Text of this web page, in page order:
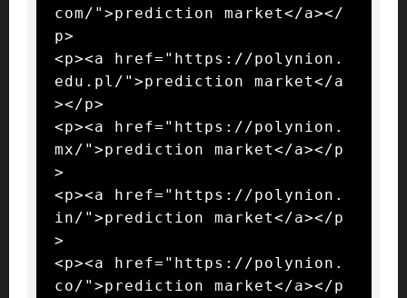
com/">prediction market</a></
p>
<p><a href="https://polynion.
edu.pl/">prediction market</a
></p>
<p><a href="https://polynion.
mx/">prediction market</a></p
>
<p><a href="https://polynion.
in/">prediction market</a></p
>
<p><a href="https://polynion.
co/">prediction market</a></p